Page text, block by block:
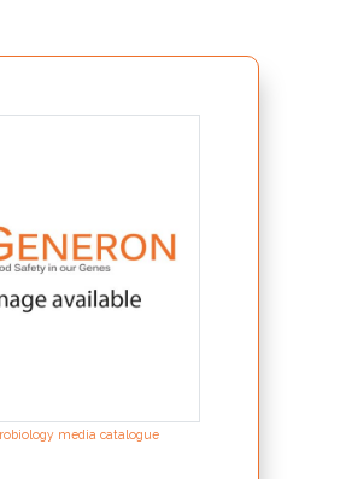
media catalogue